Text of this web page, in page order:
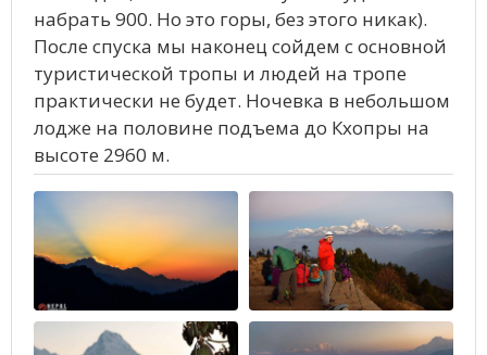
набрать 900. Но это горы, без этого никак).
После спуска мы наконец сойдем с основной
туристической тропы и людей на тропе
практически не будет. Ночевка в небольшом
лодже на половине подъема до Кхопры на
высоте 2960 м.